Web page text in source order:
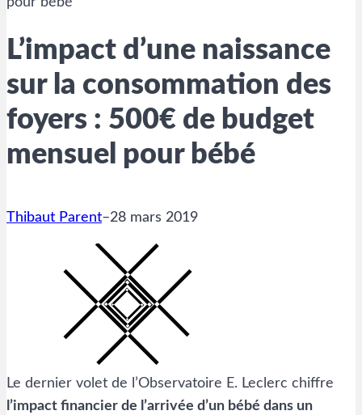
L’impact d’une naissance
sur la consommation des
foyers : 500€ de budget
mensuel pour bébé
Thibaut Parent–28 mars 2019
Le dernier volet de l’Observatoire E. Leclerc chiffre
l’impact financier de l’arrivée d’un bébé dans un